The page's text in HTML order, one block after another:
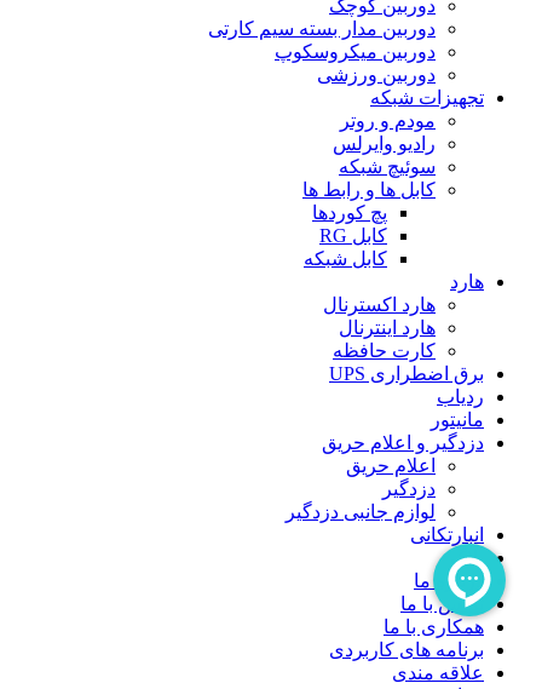
دوربین کوچک
دوربین مدار بسته سیم کارتی
دوربین میکروسکوپ
دوربین ورزشی
تجهیزات شبکه
مودم و روتر
رادیو وایرلس
سوئیچ شبکه
کابل ها و رابط ها
پچ کوردها
کابل RG
کابل شبکه
هارد
هارد اکسترنال
هارد اینترنال
کارت حافظه
برق اضطراری UPS
ردیاب
مانیتور
دزدگیر و اعلام حریق
اعلام حریق
دزدگیر
لوازم جانبی دزدگیر
انبارتکانی
بلاگ
درباره ما
تماس با ما
همکاری با ما
برنامه های کاربردی
علاقه مندی